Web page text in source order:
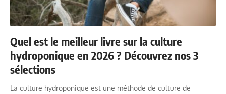
Quel est le meilleur livre sur la culture
hydroponique en 2026 ? Découvrez nos 3
sélections
La culture hydroponique est une méthode de culture de